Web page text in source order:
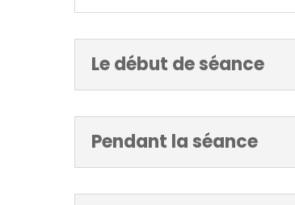
Le début de séance
Pendant la séance